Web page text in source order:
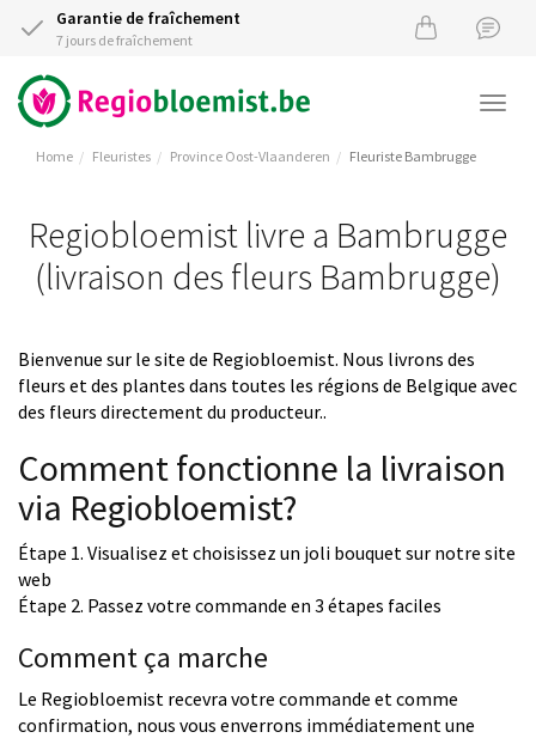
Garantie de fraîchement
7 jours de fraîchement
Home Fleuristes Province Oost-Vlaanderen Fleuriste Bambrugge
Regiobloemist livre a Bambrugge
(livraison des fleurs Bambrugge)
Bienvenue sur le site de Regiobloemist. Nous livrons des
fleurs et des plantes dans toutes les régions de Belgique avec
des fleurs directement du producteur..
Comment fonctionne la livraison
via Regiobloemist?
Étape 1. Visualisez et choisissez un joli bouquet sur notre site
web
Étape 2. Passez votre commande en 3 étapes faciles
Comment ça marche
Le Regiobloemist recevra votre commande et comme
confirmation, nous vous enverrons immédiatement une